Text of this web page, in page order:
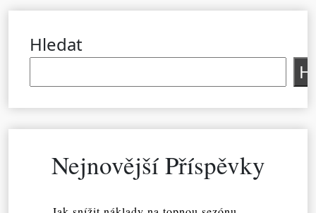
Hledat
Nejnovější Příspěvky